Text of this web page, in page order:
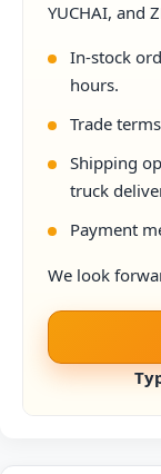
YUCHAI, and
In-stock
hours.
Trade
Shipping
truck
Payment
We look